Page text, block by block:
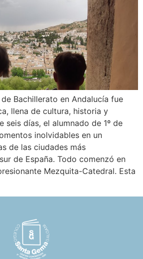
Bachillerato en Andalucía fue
llena de cultura, historia y
seis días, el alumnado de 1º de
inolvidables en un
de las ciudades más
de España. Todo comenzó en
Mezquita-Catedral. Esta